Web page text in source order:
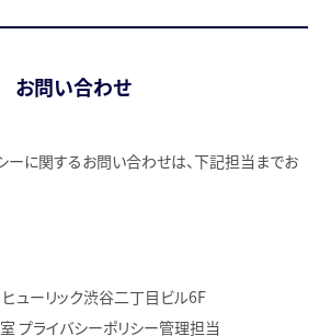
お問い合わせ
ーに関するお問い合わせは、下記担当までお
ューリック渋谷二丁目ビル6F
プライバシーポリシー管理担当